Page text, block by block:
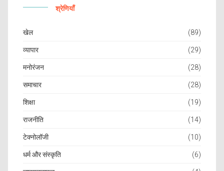
श्रेणियाँ
खेल (89)
व्यापार (29)
मनोरंजन (28)
समाचार (28)
शिक्षा (19)
राजनीति (14)
टेक्नोलॉजी (10)
धर्म और संस्कृति (6)